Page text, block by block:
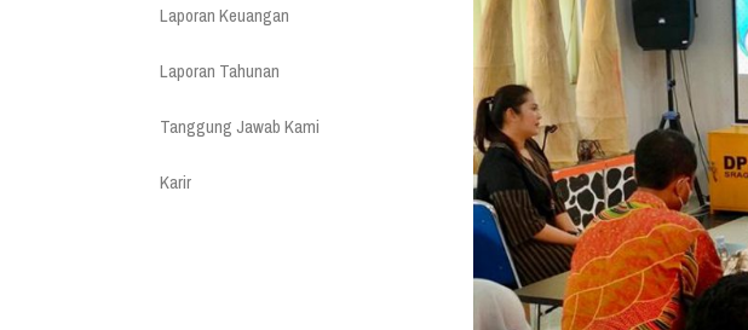
Laporan Keuangan
Laporan Tahunan
Tanggung Jawab Kami
Karir